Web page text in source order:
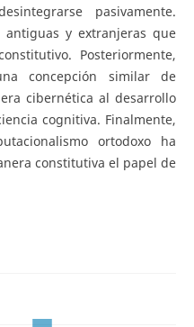
pasivamente.
antiguas y extranjeras que
Posteriormente,
concepción similar de
cibernética al desarrollo
cognitiva. Finalmente,
ortodoxo ha
constitutiva el papel de